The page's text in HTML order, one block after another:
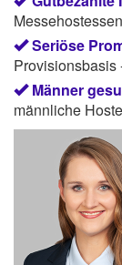
Seriöse
Provisionsbasis
Männer
männliche